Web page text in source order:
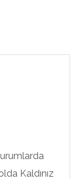
Kaldınız